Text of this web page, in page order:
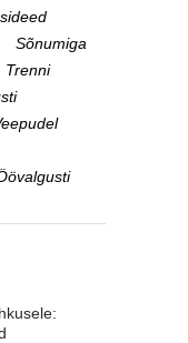
Sõnumiga
Trenni